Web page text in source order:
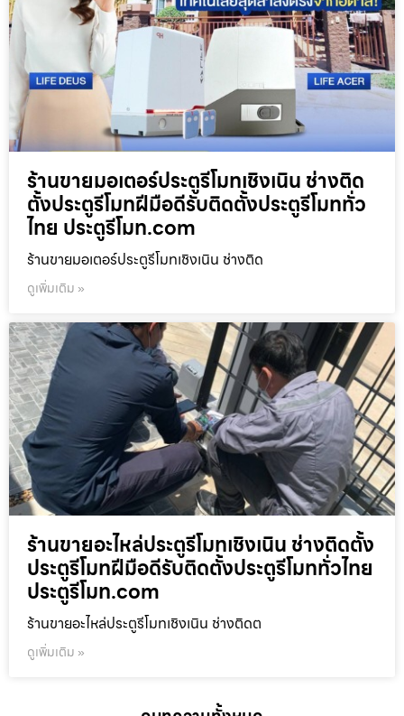
ร้านขายมอเตอร์ประตูรีโมทเชิงเนิน ช่างติด
ตั้งประตูรีโมทฝีมือดีรับติดตั้งประตูรีโมททั่ว
ไทย ประตูรีโมท.com
ร้านขายมอเตอร์ประตูรีโมทเชิงเนิน ช่างติด
ดูเพิ่มเติม »
ร้านขายอะไหล่ประตูรีโมทเชิงเนิน ช่างติดตั้ง
ประตูรีโมทฝีมือดีรับติดตั้งประตูรีโมททั่วไทย
ประตูรีโมท.com
ร้านขายอะไหล่ประตูรีโมทเชิงเนิน ช่างติดต
ดูเพิ่มเติม »